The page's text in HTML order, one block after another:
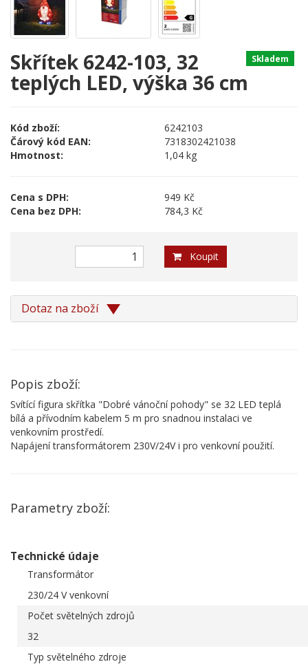
Skladem
Skřítek 6242-103, 32
teplých LED, výška 36 cm
Kód zboží:
6242103
Čárový kód EAN:
7318302421038
Hmotnost:
1,04 kg
Cena s DPH:
949 Kč
Cena bez DPH:
784,3 Kč
Koupit
Dotaz na zboží
Popis zboží:
Svítící figura skřítka "Dobré vánoční pohody" se 32 LED teplá
bílá a přívodním kabelem 5 m pro snadnou instalaci ve
venkovním prostředí.
Napájení transformátorem 230V/24V i pro venkovní použití.
Parametry zboží:
Technické údaje
Transformátor
230/24 V venkovní
Počet světelných zdrojů
32
Typ světelného zdroje